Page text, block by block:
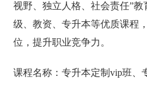
视野、独立人格、社会责任”
级、教资、专升本等优质课程
位，提升职业竞争力。
课程名称：专升本定制vip班、